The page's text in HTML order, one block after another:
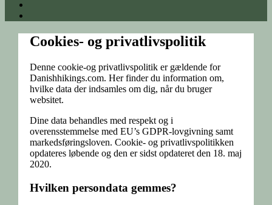
Cookies- og privatlivspolitik
Denne cookie-og privatlivspolitik er gældende for
Danishhikings.com. Her finder du information om,
hvilke data der indsamles om dig, når du bruger
websitet.
Dine data behandles med respekt og i
overensstemmelse med EU’s GDPR-lovgivning samt
markedsføringsloven. Cookie- og privatlivspolitikken
opdateres løbende og den er sidst opdateret den 18. maj
2020.
Hvilken persondata gemmes?